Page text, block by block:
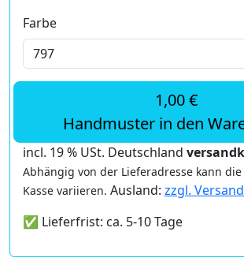
Farbe
1,00 €
Handmuster in den
incl. 19 % USt. Deutschland
Abhängig von der Lieferadresse kann die
Kasse variieren. Ausland: zzgl.
✅ Lieferfrist: ca. 5-10 Tage